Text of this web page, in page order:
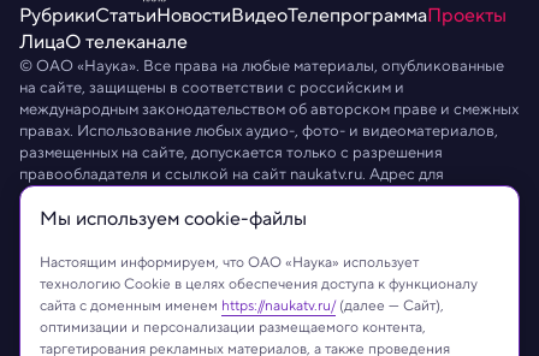
РубрикиСтатьиНовостиВидеоТелепрограммаПроекты
ЛицаО телеканале
© ОАО «Наука». Все права на любые материалы, опубликованные
на сайте, защищены в соответствии с российским и
международным законодательством об авторском праве и смежных
правах. Использование любых аудио-, фото- и видеоматериалов,
размещенных на сайте, допускается только с разрешения
правообладателя и ссылкой на сайт naukatv.ru. Адрес для
направления юридически значимых сообщений:
Обработка персональных данныхРабота с cookie-файлами
Мы используем сookie-файлы
Настоящим информируем, что ОАО «Наука» использует
технологию Cookie в целях обеспечения доступа к функционалу
сайта с доменным именем https://naukatv.ru/(далее — Сайт),
оптимизации и персонализации размещаемого контента,
таргетирования рекламных материалов, а также проведения